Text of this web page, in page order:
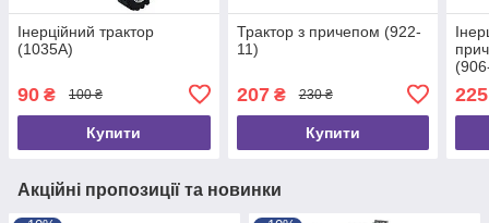
Інерційний трактор
(1035A)
90 ₴ 100 ₴
Купити
Трактор з причепом (922-
11)
207₴ 230 ₴
Купити
225
Акційні пропозиції та новинки